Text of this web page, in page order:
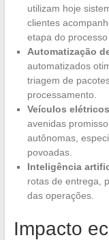
utilizam hoje
clientes
etapa do processo
Automatização
automatizados
triagem de
processamento.
Veículos
avenidas
autônomas,
povoadas.
Inteligência
rotas de entrega,
das operações.
Impacto